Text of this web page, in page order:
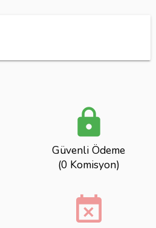
lock
Güvenli Ödeme
(0 Komisyon)
event_busy